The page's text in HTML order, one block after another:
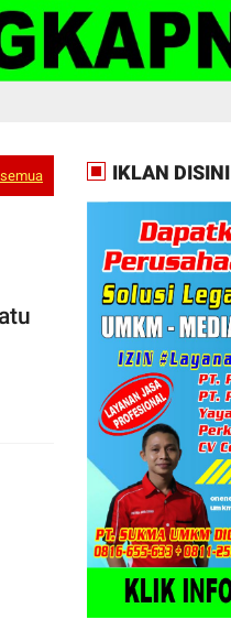
IKLAN DISINI